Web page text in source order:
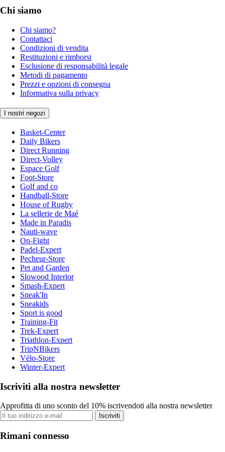
Chi siamo
Chi siamo?
Contattaci
Condizioni di vendita
Restituzioni e rimborsi
Esclusione di responsabilità legale
Metodi di pagamento
Prezzi e opzioni di consegna
Informativa sulla privacy
I nostri negozi
Basket-Center
Daily Bikers
Direct Running
Direct-Volley
Espace Golf
Foot-Store
Golf and co
Handball-Store
House of Rugby
La sellerie de Maé
Made in Paradis
Nauti-wave
On-Fight
Padel-Expert
Pecheur-Store
Pet and Garden
Slowood Interior
Smash-Expert
Sneak'In
Sneakids
Sport is good
Training-Fit
Trek-Expert
Triathlon-Expert
TripNBikers
Vélo-Store
Winter-Expert
Iscriviti alla nostra newsletter
Approfitta di uno sconto del 10% iscrivendoti alla nostra newsletter
Iscriviti
Rimani connesso